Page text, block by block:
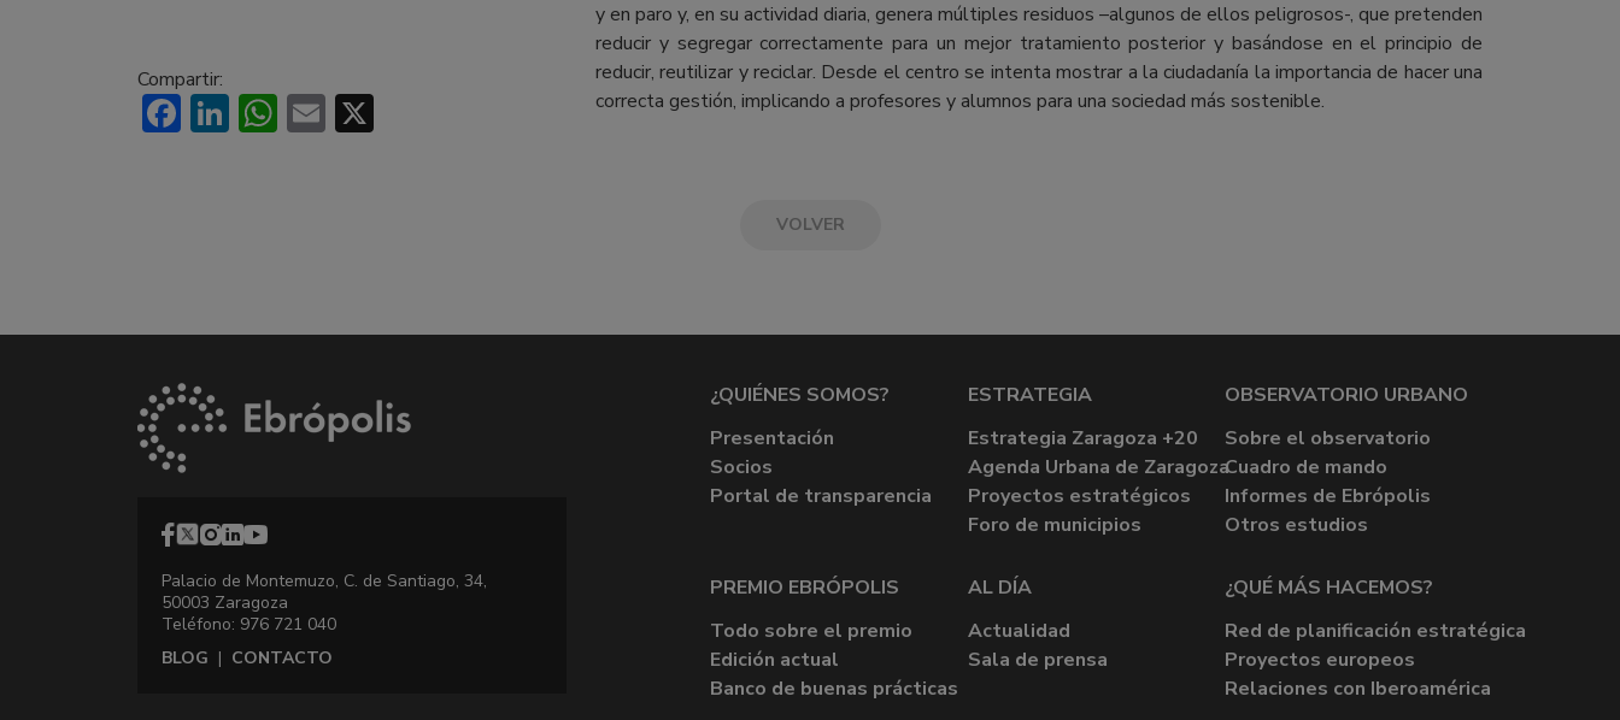
Compartir:
Facebook
LinkedIn
WhatsApp
Email
y en paro y, en su actividad diaria, genera múltiples residuos –algunos de ellos peligrosos-, que pretenden
reducir y segregar correctamente para un mejor tratamiento posterior y basándose en el principio de
reducir, reutilizar y reciclar. Desde el centro se intenta mostrar a la ciudadanía la importancia de hacer una
correcta gestión, implicando a profesores y alumnos para una sociedad más sostenible.
VOLVER
Palacio de Montemuzo, C. de Santiago, 34,
50003 Zaragoza
Teléfono: 976 721 040
BLOG | CONTACTO
¿QUIÉNES SOMOS?
Presentación
Socios
Portal de transparencia
ESTRATEGIA
Estrategia Zaragoza +20
Agenda Urbana de Zaragoza
Proyectos estratégicos
Foro de municipios
OBSERVATORIO URBANO
Sobre el observatorio
Cuadro de mando
Informes de Ebrópolis
Otros estudios
PREMIO EBRÓPOLIS
Todo sobre el premio
Edición actual
Banco de buenas prácticas
AL DÍA
Actualidad
Sala de prensa
¿QUÉ MÁS HACEMOS?
Red de planificación estratégica
Proyectos europeos
Relaciones con Iberoamérica